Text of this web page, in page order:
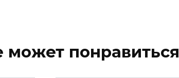
может понравиться